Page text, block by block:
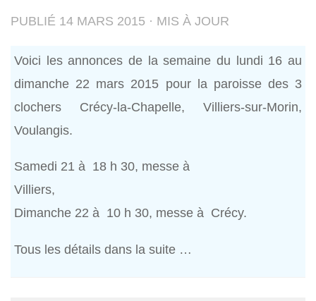
PUBLIÉ 14 MARS 2015 · MIS À JOUR
Voici les annonces de la semaine du lundi 16 au
dimanche 22 mars 2015 pour la paroisse des 3
clochers Crécy-la-Chapelle, Villiers-sur-Morin,
Voulangis.
Samedi 21 à 18 h 30, messe à
Villiers,
Dimanche 22 à 10 h 30, messe à Crécy.
Tous les détails dans la suite …